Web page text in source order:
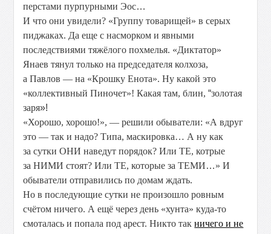
перстами пурпурными Эос…
И что они увидели? «Группу товарищей» в серых
пиджаках. Да еще с насморком и явными
последствиями тяжёлого похмелья. «Диктатор»
Янаев тянул только на председателя колхоза,
а Павлов — на «Крошку Енота». Ну какой это
«коллективный Пиночет»! Какая там, блин,“золотая
заря»!
«Хорошо, хорошо!», — решили обыватели: «А вдруг
это — так и надо? Типа, маскировка… А ну как
за сутки ОНИ наведут порядок? Или ТЕ, котрые
за НИМИ стоят? Или ТЕ, которые за ТЕМИ…» И
обыватели отправились по домам ждать.
Но в последующие сутки не произошло ровным
счётом ничего. А ещё через день «хунта» куда-то
смоталась и попала под арест. Никто такничего и не